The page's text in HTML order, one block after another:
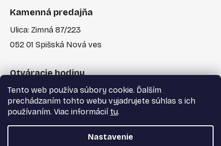
Tento web používa súbory cookie. Ďalším
prechádzaním tohto webu vyjadrujete súhlas s ich
používaním. Viac informácií tu.
Nastavenie
Kamenná predajňa
Ulica: Zimná 87/223
052 01 Spišská Nová ves
Otváracie hodiny
Po-Pia: 7:30 - 17:00